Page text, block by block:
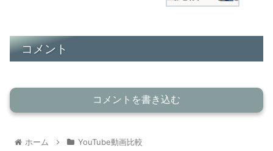
コメント
コメントを書き込む
ホーム YouTube動画比較